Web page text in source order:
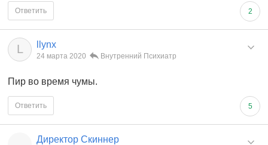
2
Ответить
L llynx
24 марта 2020 Внутренний Психиатр
Пир во время чумы.
5
Ответить
Директор Скиннер